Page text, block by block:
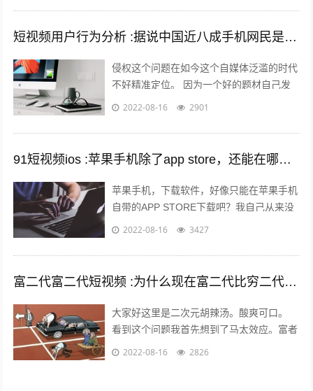
短视频用户行为分析 :据说中国近八成手机网民是短视频用户，侵权问题如何解决？
侵权这个问题在如今这个自媒体泛滥的时代
不好精准定位。 因为一个好的题材自己发
布出去可能只需要短短的几分钟时间就能够
2022-08-16 2901
91短视频ios :苹果手机除了app store，还能在哪里下载软件？包括一些破解软件？
苹果手机，下载软件，好像只能在苹果手机
自带的APP STORE下载吧？我自己从来没
有尝试过在其他地方下载，在越狱最火热的
2022-08-16 3427
富二代富二代短视频 :为什么现在富二代比穷二代努力？
大家好这里是二次元胡辣汤。酸爽可口。
看到这个问题我首先想到了马太效应。富者
更富，穷者更穷。这也是一个不争的事实。
2022-08-16 2826